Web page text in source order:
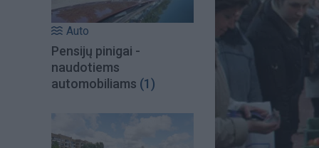
Auto
Pensijų pinigai -
naudotiems
automobiliams (1)